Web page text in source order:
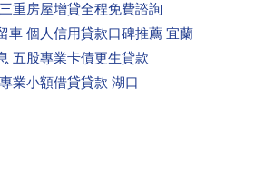
重房屋增貸全程免費諮詢
車 個人信用貸款口碑推薦 宜蘭
五股專業卡債更生貸款
業小額借貸貸款 湖口